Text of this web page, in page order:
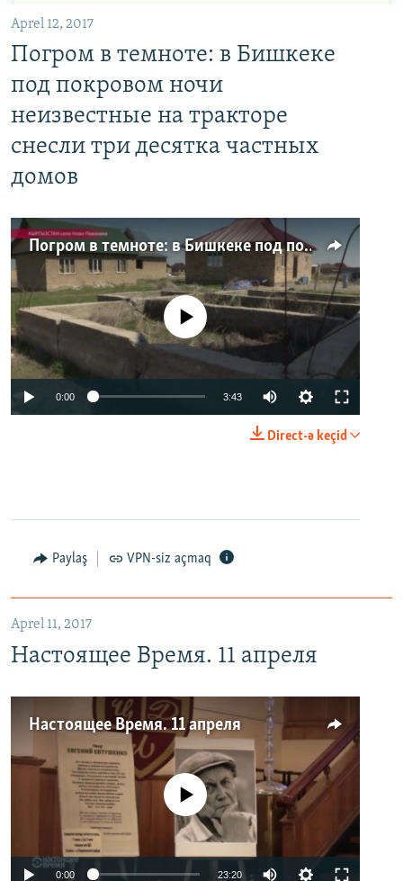
Aprel 12, 2017
Погром в темноте: в Бишкеке
под покровом ночи
неизвестные на тракторе
снесли три десятка частных
домов
Погром в темноте: в Бишкеке под покровом ночи неизвестные на тракторе снесли три десятка частных домов
No media source currently available
0:00 3:43
Direct-ə keçid
Paylaş VPN-siz açmaq
Aprel 11, 2017
Настоящее Время. 11 апреля
Настоящее Время. 11 апреля
No media source currently available
0:00 23:20